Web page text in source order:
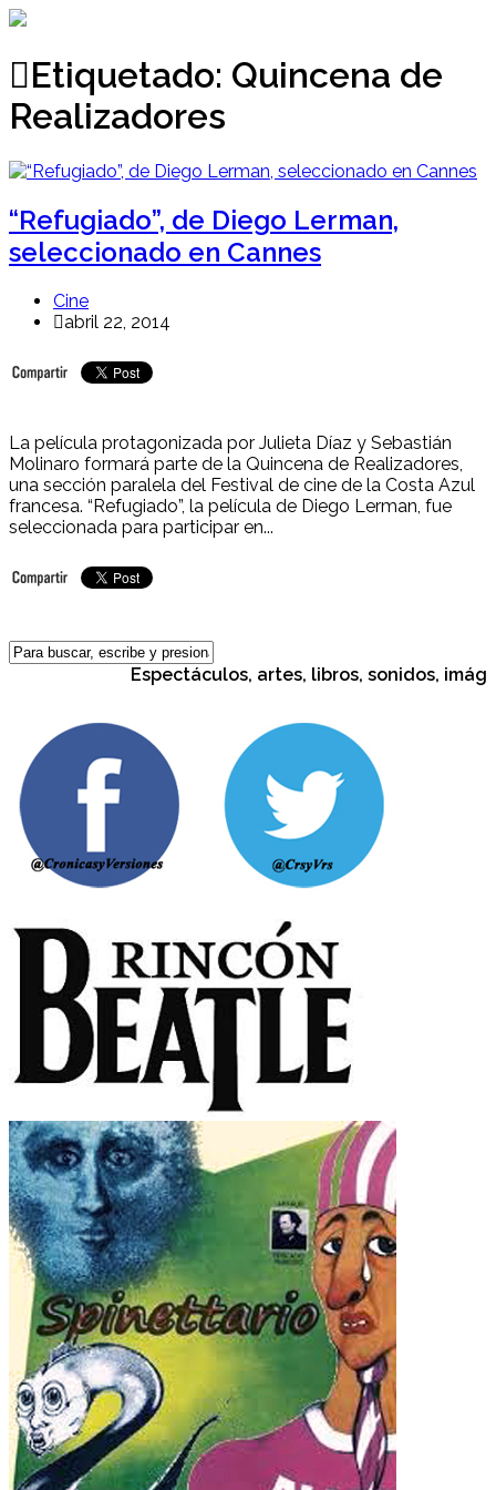
Ir
contenido
Etiquetado: Quincena de
Realizadores
“Refugiado”, de Diego Lerman,
seleccionado en Cannes
Cine
abril 22, 2014
La película protagonizada por Julieta Díaz y Sebastián
Molinaro formará parte de la Quincena de Realizadores,
una sección paralela del Festival de cine de la Costa Azul
francesa. “Refugiado”, la película de Diego Lerman, fue
seleccionada para participar en...
Espectáculos, artes, libros, sonidos,